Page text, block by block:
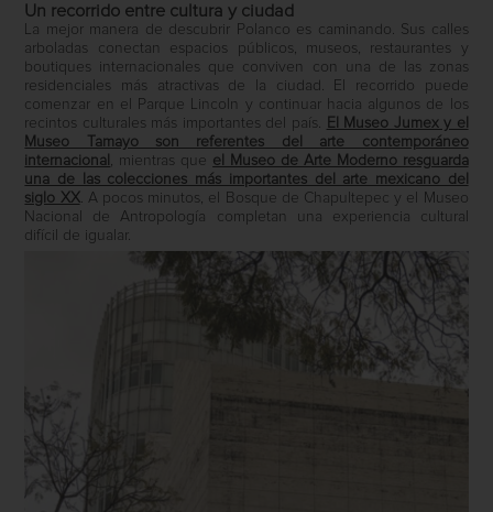
Un recorrido entre cultura y ciudad
La mejor manera de descubrir Polanco es caminando. Sus calles
arboladas conectan espacios públicos, museos, restaurantes y
boutiques internacionales que conviven con una de las zonas
residenciales más atractivas de la ciudad. El recorrido puede
comenzar en el Parque Lincoln y continuar hacia algunos de los
recintos culturales más importantes del país.
El Museo Jumex y el
Museo Tamayo son referentes del arte contemporáneo
internacional , mientras que el Museo de Arte Moderno resguarda
una de las colecciones más importantes del arte mexicano del
siglo XX. A pocos minutos, el Bosque de Chapultepec y el Museo
Nacional de Antropología completan una experiencia cultural
difícil de igualar.